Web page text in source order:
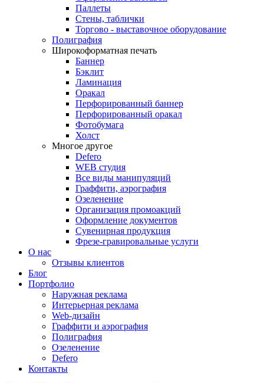
Паллеты
Стены, таблички
Торгово - выставочное оборудование
Полиграфия
Широкоформатная печать
Баннер
Бэклит
Ламинация
Оракал
Перфорированный баннер
Перфорированный оракал
Фотобумага
Холст
Многое другое
Defero
WEB студия
Все виды манипуляций
Граффити, аэрография
Озеленение
Организация промоакций
Оформление документов
Сувенирная продукция
Фрезе-гравировальные услуги
О нас
Отзывы клиентов
Блог
Портфолио
Наружная реклама
Интерьерная реклама
Web-дизайн
Граффити и аэрография
Полиграфия
Озеленение
Defero
Контакты